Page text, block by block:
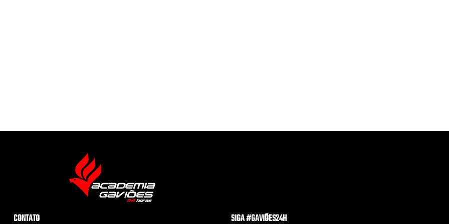
CONTATO SIGA #GAVIÕES24H